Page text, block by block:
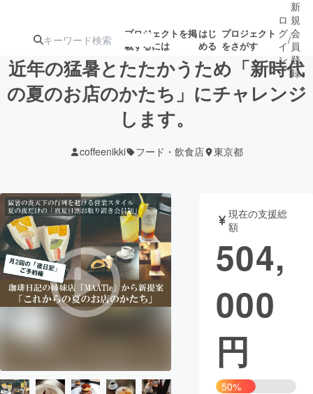
プロジェクトを掲
載するには
はじ
める
プロジェクト
をさがす
注目の新着プロ募集終了が近いプ
テクノロジー・ガジェット
映像・映画 書籍・雑誌
ビジネス・起業 チャレンジ
CAMPFIRE for Social Good CAMPFIRE Creation
ロ
グ
イ
ン
/
新
規
会
員
登
録
近年の猛暑とたたかうため「新時代
の夏のお店のかたち」にチャレンジ
します。
coffeenikki フード・飲食店 東京都
現在の支援総
額
504,
000
円
50%